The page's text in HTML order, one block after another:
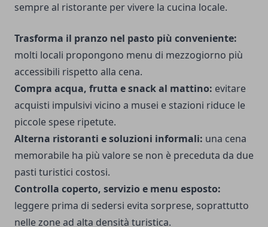
sempre al ristorante per vivere la cucina locale.
Trasforma il pranzo nel pasto più conveniente:
molti locali propongono menu di mezzogiorno più
accessibili rispetto alla cena.
Compra acqua, frutta e snack al mattino: evitare
acquisti impulsivi vicino a musei e stazioni riduce le
piccole spese ripetute.
Alterna ristoranti e soluzioni informali: una cena
memorabile ha più valore se non è preceduta da due
pasti turistici costosi.
Controlla coperto, servizio e menu esposto:
leggere prima di sedersi evita sorprese, soprattutto
nelle zone ad alta densità turistica.